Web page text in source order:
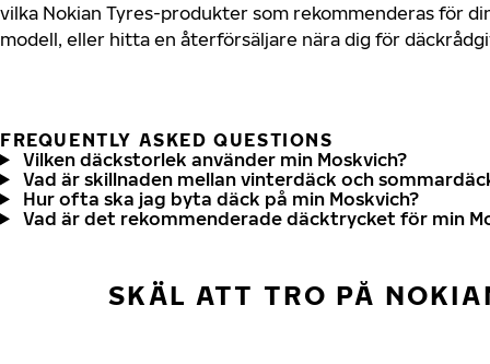
vilka Nokian Tyres-produkter som rekommenderas för
modell, eller hitta en återförsäljare nära dig för
FREQUENTLY ASKED QUESTIONS
Vilken däckstorlek använder min Moskvich?
Vad är skillnaden mellan vinterdäck och
Hur ofta ska jag byta däck på min Moskvich?
Vad är det rekommenderade däcktrycket för min
SKÄL ATT TRO PÅ